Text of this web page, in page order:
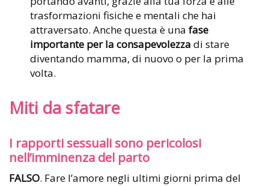
trasformazioni fisiche e mentali che hai
attraversato. Anche questa è una fase
importante per la consapevolezza di stare
diventando mamma, di nuovo o per la prima
volta.
Miti da sfatare
I rapporti sessuali sono pericolosi
nell’imminenza del parto
FALSO. Fare l’amore negli ultimi giorni prima del